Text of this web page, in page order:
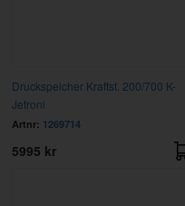
Druckspeicher Kraftst. 200/700 K-
Jetroni
Artnr: 1269714
5995 kr